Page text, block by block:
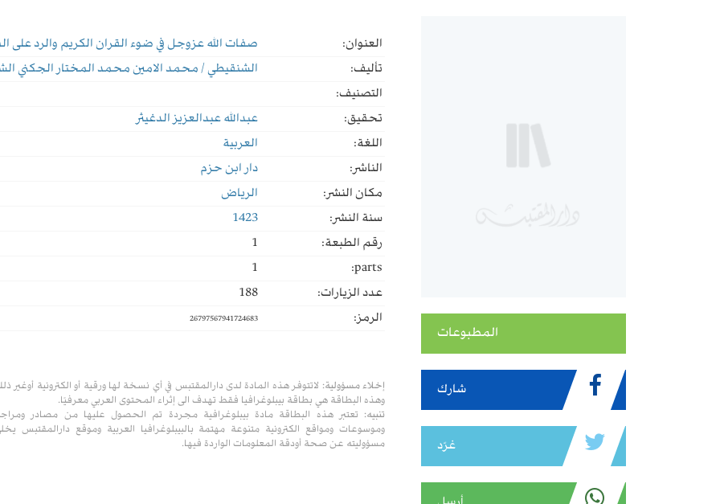
المطبوعات
شارك
غرّد
العنوان:
صفات الله عزوجل في ضوء القران الكريم والرد على
تأليف:
الشنقيطي / محمد الامين محمد المختار الجكني
التصنيف:
تحقيق:
عبدالله عبدالعزيز الدغيثر
اللغة:
العربية
الناشر:
دار ابن حزم
مكان النشر:
الرياض
سنة النشر:
1423
رقم الطبعة:
1
parts:
1
عدد الزيارات:
188
الرمز:
26797567941724683
إخلاء مسؤولية: لاتتوفر هذه المادة لدى دارالمقتبس في أي نسخة لها ورقية أو الكترونية أوغير
وهذه البطاقة هي بطاقة بيبلوغرافيا فقط تهدف الى إثراء المحتوى العربي معرفيًا.
تنبيه: تعتبر هذه البطاقة مادة بيبلوغرافية مجردة تم الحصول عليها من مصادر
وموسوعات ومواقع الكترونية متنوعة مهتمة بالبيبلوغرافيا العربية وموقع دارالمقتبس
مسؤوليته عن صحة أودقة المعلومات الواردة فيها.